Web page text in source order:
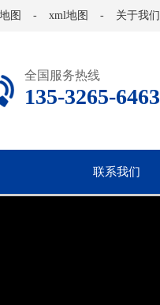
图 - xml地图 - 关于我们
全国服务热线
135-3265-6463
联系我们